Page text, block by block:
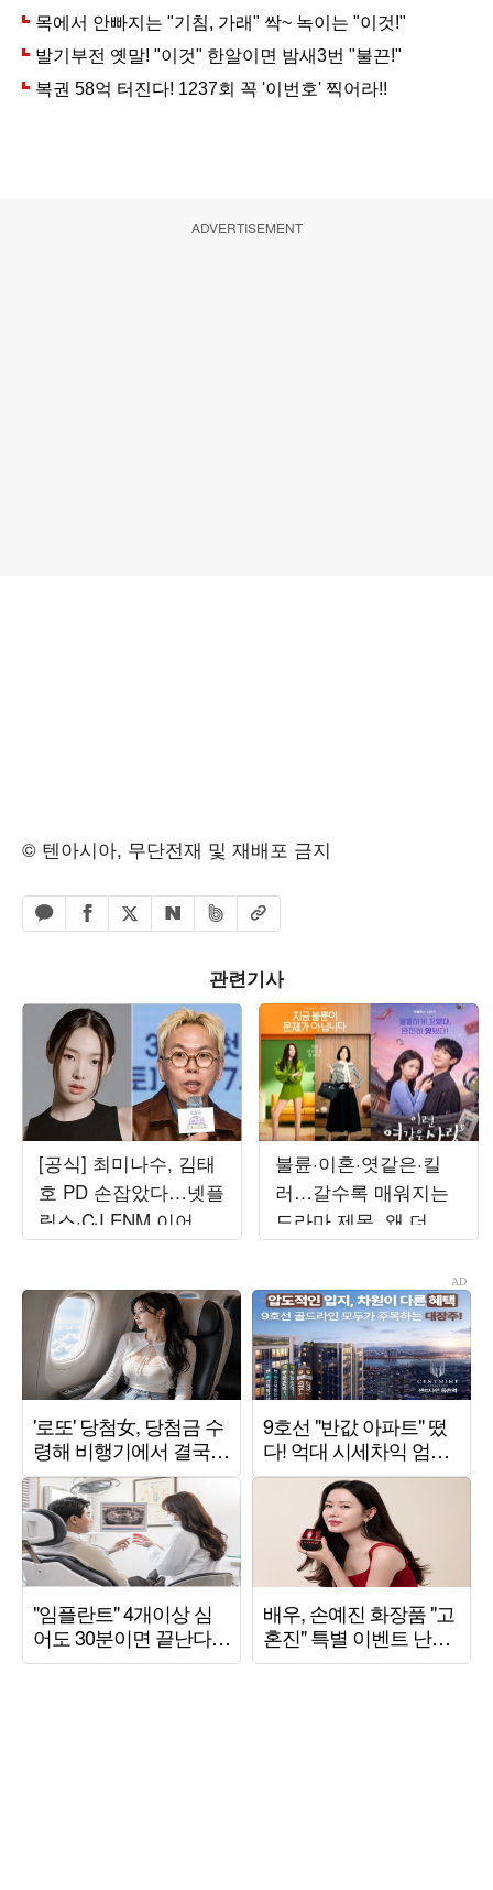
ADVERTISEMENT
© 텐아시아, 무단전재 및 재배포 금지
카카오톡 공유하기
페이스북 공유하기
엑스 공유하기
네이버 공유하기
밴드 공유하기
URL복사
관련기사
[공식] 최미나수, 김태
호 PD 손잡았다…넷플
릭스·CJ ENM 이어 새
예능 MC 발탁 ('사사로
불륜·이혼·엿같은·킬
러…갈수록 매워지는
드라마 제목, 왜 더 과
감해졌나 [TEN스타필